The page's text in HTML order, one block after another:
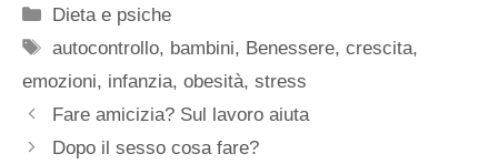
Categorie
Dieta e psiche
Tag
autocontrollo, bambini, Benessere,crescita,
emozioni, infanzia, obesità, stress
Fare amicizia? Sul lavoro aiuta
Dopo il sesso cosa fare?